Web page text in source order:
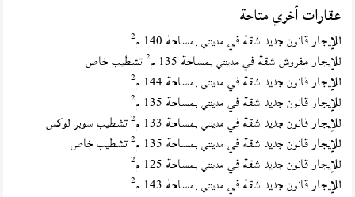
عقارات أخري متاحة
للإيجار قانون جديد شقة فيمدينتي بمساحة 140 م 2
للإيجار مفروش شقة فيمدينتي بمساحة 135 م 2تشطيب خاص
للإيجار قانون جديد شقة فيمدينتي بمساحة 144 م 2
للإيجار قانون جديد شقة فيمدينتي بمساحة 135 م 2
للإيجار قانون جديد شقة فيمدينتي بمساحة 133 م 2تشطيب سوبر لوكس
للإيجار قانون جديد شقة فيمدينتي بمساحة 135 م 2تشطيب خاص
للإيجار قانون جديد شقة فيمدينتي بمساحة 125 م 2
للإيجار قانون جديد شقة فيمدينتي بمساحة 143 م 2